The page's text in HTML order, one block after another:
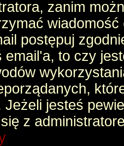
zanim
postępuj
email'a, to czy
jesteś
z